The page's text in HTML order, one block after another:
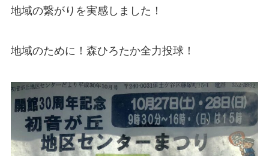
地域の繋がりを実感しました！
地域のために！森ひろたか全力投球！